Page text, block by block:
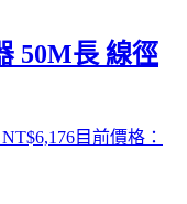
50M長 線徑
NT$6,176目前價格：